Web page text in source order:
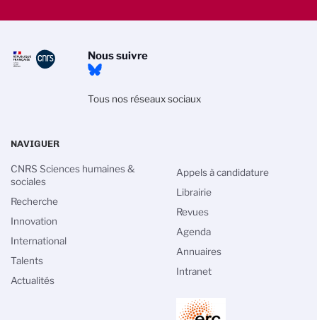
Nous suivre
Tous nos réseaux sociaux
NAVIGUER
CNRS Sciences humaines &
sociales
Recherche
Innovation
International
Talents
Actualités
Appels à candidature
Librairie
Revues
Agenda
Annuaires
Intranet